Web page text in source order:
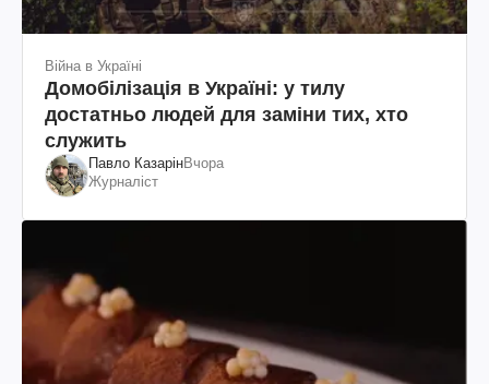
Війна в Україні
Домобілізація в Україні: у тилу
достатньо людей для заміни тих, хто
служить
Павло КазарінВчора
Журналіст